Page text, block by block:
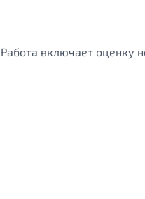
Работа включает оценку